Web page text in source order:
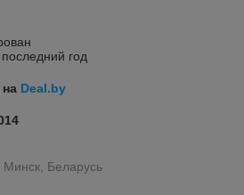
год
Deal.by
Минск, Беларусь